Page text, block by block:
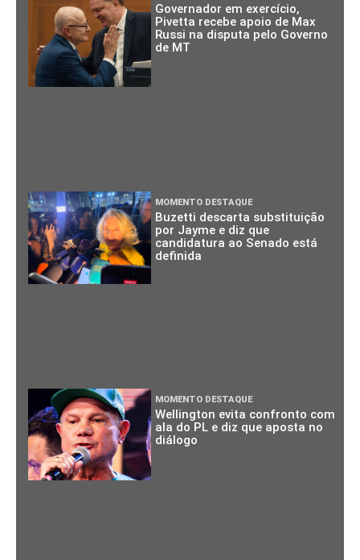
Governador em exercício,
Pivetta recebe apoio de Max
Russi na disputa pelo Governo
de MT
MOMENTO DESTAQUE
Buzetti descarta substituição
por Jayme e diz que
candidatura ao Senado está
definida
MOMENTO DESTAQUE
Wellington evita confronto com
ala do PL e diz que aposta no
diálogo